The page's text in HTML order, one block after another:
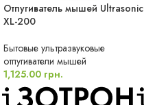
Отпугиватель мышей Ultrasonic
XL-200
Бытовые ультразвуковые
отпугиватели мышей
1,125.00 грн.